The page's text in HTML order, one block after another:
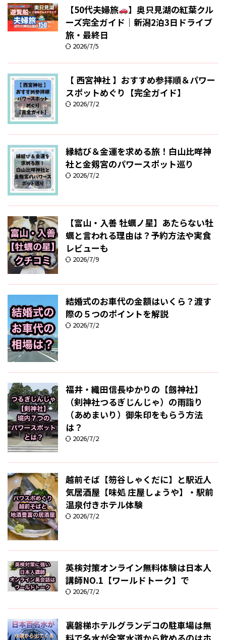
【50代夫婦旅
】奥只見湖の紅葉クル
ーズ完全ガイド｜新潟2泊3日ドライブ
旅・最終日
2026/7/5
【 西宮神社 】おすすめ参拝順＆パワー
スポットめぐり【完全ガイド】
2026/7/2
縁結び＆金運を求める旅！白山比咩神
社と金剱宮のパワースポット巡り
2026/7/2
【富山・入善 牡蠣ノ星】あたらない牡
蠣と言われる理由は？予約方法や実食
レビューも
2026/7/9
結婚式のお車代の金額はいくら？渡す
際の５つのポイントを解説
2026/7/2
福井・織田信長ゆかりの【劔神社】
（剣神社つるぎじんじゃ）の雨詣り
（あめまいり）御朱印をもらう方法
は？
2026/7/2
越前そば【笏谷しゃくだに】と駅近人
気居酒屋【味処 庄屋しょうや】・駅前
温泉付きホテル体験
2026/7/2
英検対策オンライン無料体験は日本人
講師NO.1【ワールドトーク】で
2026/7/2
裏磐梯ホテルグランデコの駐車場は無